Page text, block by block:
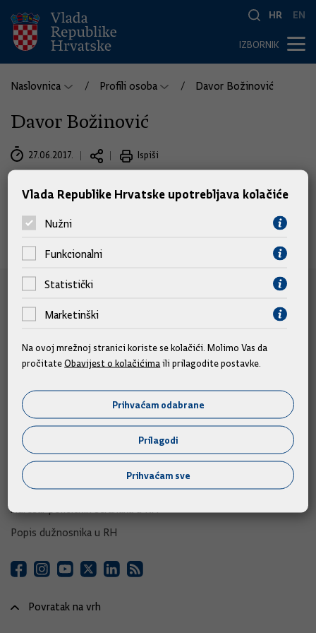
HR EN
IZBORNIK
Naslovnica Profili osoba Davor Božinović
Davor Božinović
27.06.2017. Ispiši
e-Savjetovanja
Izvozni portal
Adresar
Središnji katalog službenih dokumenata RH
Adresar tijela javne vlasti
Adresar političkih stranaka u RH
Popis dužnosnika u RH
Povratak na vrh
Vlada Republike Hrvatske upotrebljava kolačiće
Nužni
Funkcionalni
Statistički
Marketinški
Na ovoj mrežnoj stranici koriste se kolačići. Molimo Vas da
pročitateObavijest o kolačićimaili prilagodite postavke.
Prihvaćam odabrane
Prilagodi
Prihvaćam sve